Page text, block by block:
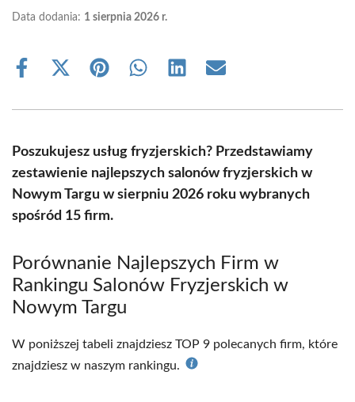
Data dodania: 1 sierpnia 2026 r.
Share
Share
(Twitter)
Share Share Share Share
Poszukujesz usług fryzjerskich? Przedstawiamy
zestawienie najlepszych salonów fryzjerskich w
Nowym Targu w sierpniu 2026 roku wybranych
spośród 15 firm.
Porównanie Najlepszych Firm w
Rankingu Salonów Fryzjerskich w
Nowym Targu
W poniższej tabeli znajdziesz TOP 9 polecanych firm, które
znajdziesz w naszym rankingu.